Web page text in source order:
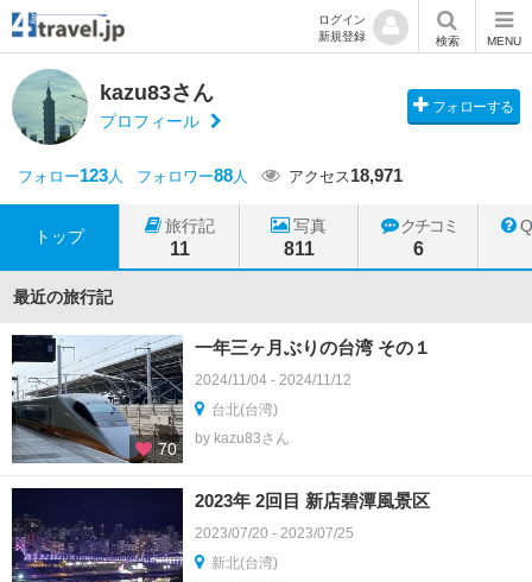
ログイン
新規登録
検索 MENU
kazu83さん
プロフィール
フォローする
フォロー123人 フォロワー88人 アクセス18,971
トップ
旅行記
11
写真
811
クチコミ
6
最近の旅行記
70
一年三ヶ月ぶりの台湾 その１
2024/11/04 - 2024/11/12
台北(台湾)
by kazu83さん
2023年 2回目 新店碧潭風景区
2023/07/20 - 2023/07/25
新北(台湾)